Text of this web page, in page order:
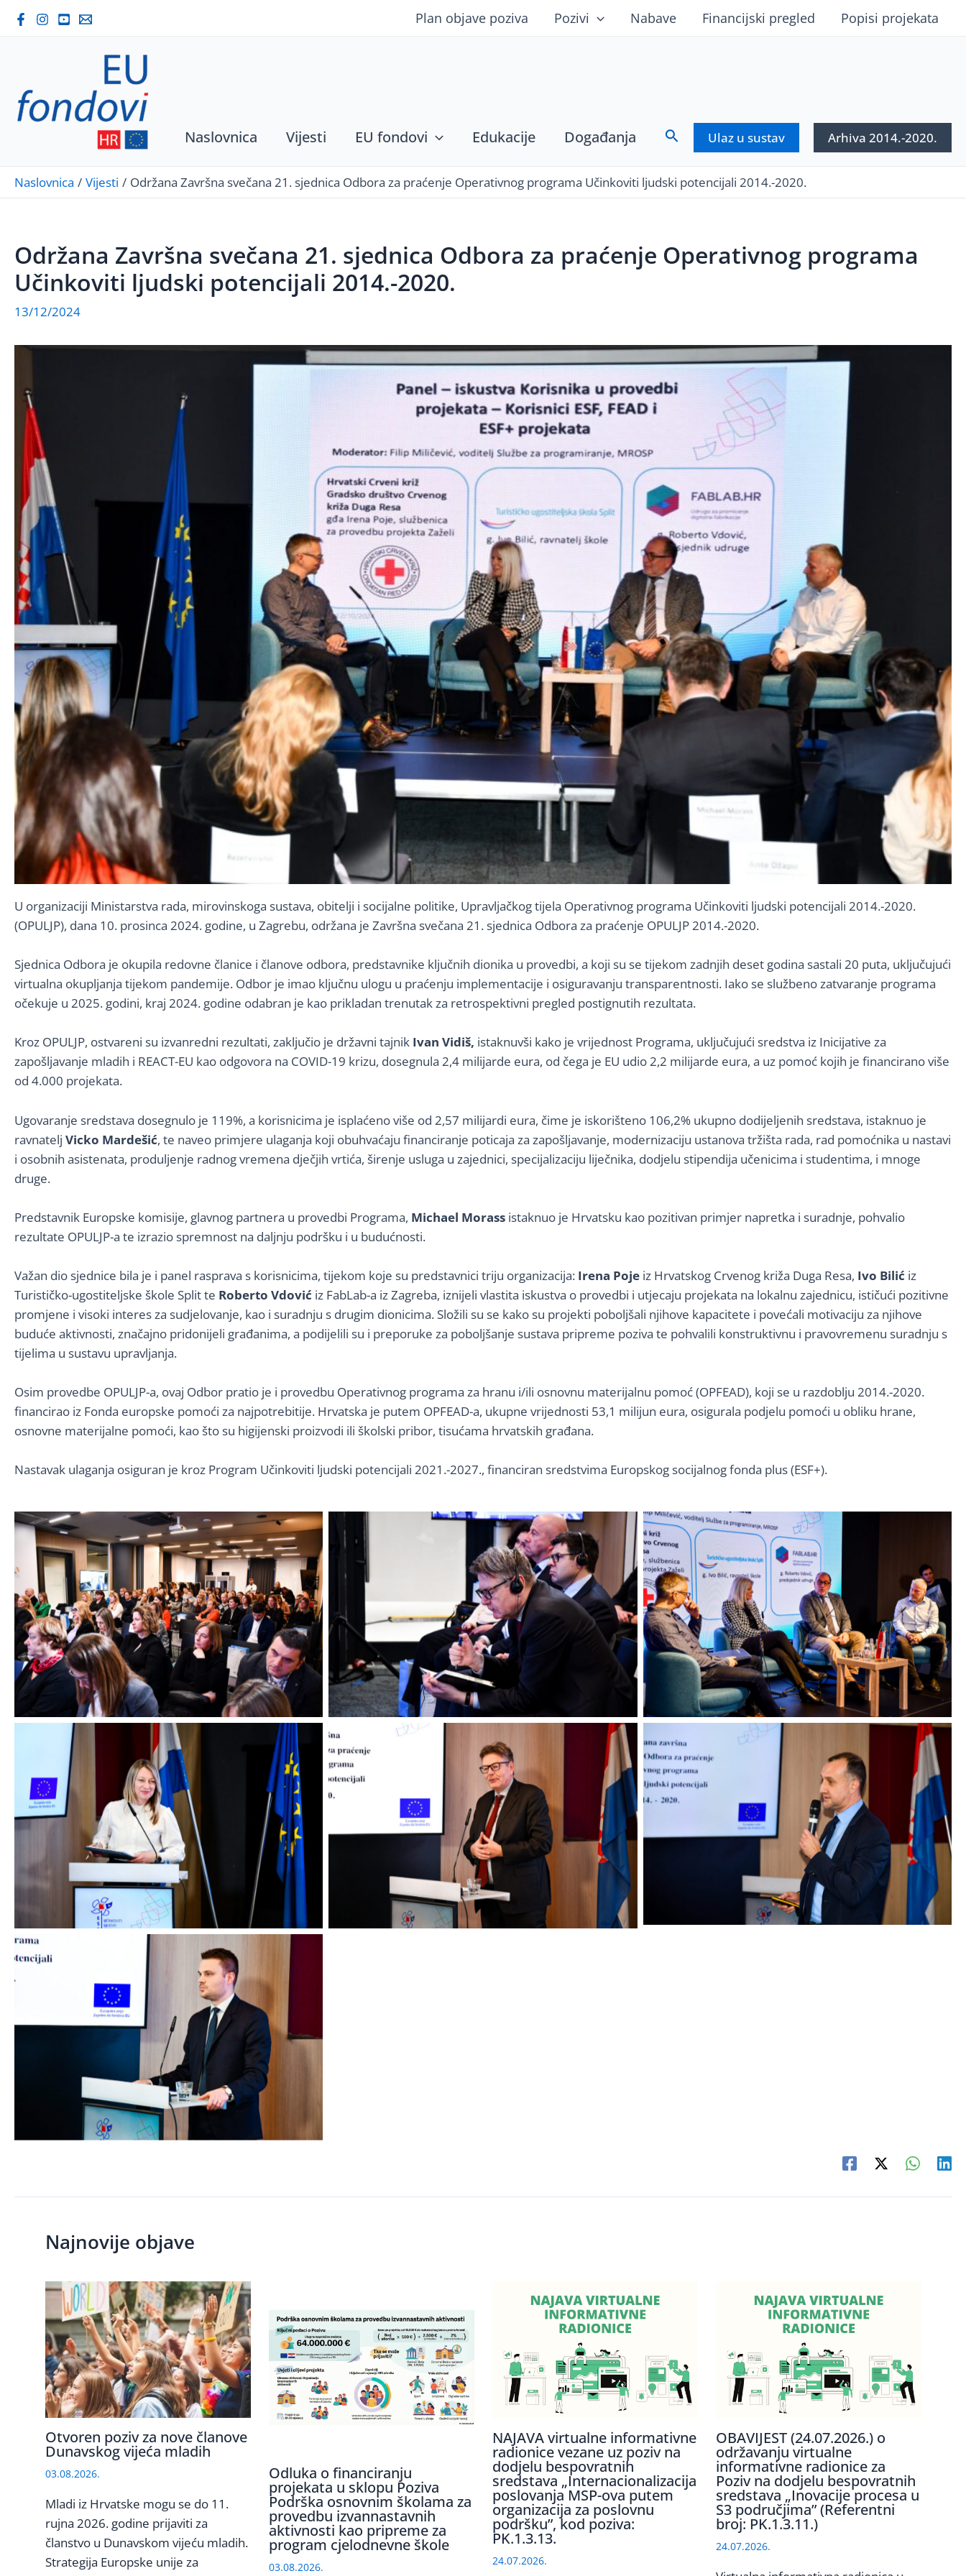
Skip
Plan objave poziva Pozivi Nabave Financijski pregled Popisi projekata
Naslovnica Vijesti EU fondovi Edukacije Događanja SearchUlaz u sustav Arhiva 2014.-2020.
Naslovnica Vijesti Održana Završna svečana 21. sjednica Odbora za praćenje Operativnog programa Učinkoviti ljudski potencijali 2014.-2020.
Održana Završna svečana 21. sjednica Odbora za praćenje Operativnog programa
Učinkoviti ljudski potencijali 2014.-2020.
13/12/2024
U organizaciji Ministarstva rada, mirovinskoga sustava, obitelji i socijalne politike, Upravljačkog tijela Operativnog programa Učinkoviti ljudski potencijali 2014.-2020.
(OPULJP), dana 10. prosinca 2024. godine, u Zagrebu, održana je Završna svečana 21. sjednica Odbora za praćenje OPULJP 2014.-2020.
Sjednica Odbora je okupila redovne članice i članove odbora, predstavnike ključnih dionika u provedbi, a koji su se tijekom zadnjih deset godina sastali 20 puta, uključujući
virtualna okupljanja tijekom pandemije. Odbor je imao ključnu ulogu u praćenju implementacije i osiguravanju transparentnosti. Iako se službeno zatvaranje programa
očekuje u 2025. godini, kraj 2024. godine odabran je kao prikladan trenutak za retrospektivni pregled postignutih rezultata.
Kroz OPULJP, ostvareni su izvanredni rezultati, zaključio je državni tajnik Ivan Vidiš, istaknuvši kako je vrijednost Programa, uključujući sredstva iz Inicijative za
zapošljavanje mladih i REACT-EU kao odgovora na COVID-19 krizu, dosegnula 2,4 milijarde eura, od čega je EU udio 2,2 milijarde eura, a uz pomoć kojih je financirano više
od 4.000 projekata.
Ugovaranje sredstava dosegnulo je 119%, a korisnicima je isplaćeno više od 2,57 milijardi eura, čime je iskorišteno 106,2% ukupno dodijeljenih sredstava, istaknuo je
ravnatelj Vicko Mardešić, te naveo primjere ulaganja koji obuhvaćaju financiranje poticaja za zapošljavanje, modernizaciju ustanova tržišta rada, rad pomoćnika u nastavi
i osobnih asistenata, produljenje radnog vremena dječjih vrtića, širenje usluga u zajednici, specijalizaciju liječnika, dodjelu stipendija učenicima i studentima, i mnoge
druge.
Predstavnik Europske komisije, glavnog partnera u provedbi Programa, Michael Morass istaknuo je Hrvatsku kao pozitivan primjer napretka i suradnje, pohvalio
rezultate OPULJP-a te izrazio spremnost na daljnju podršku i u budućnosti.
Važan dio sjednice bila je i panel rasprava s korisnicima, tijekom koje su predstavnici triju organizacija: Irena Poje iz Hrvatskog Crvenog križa Duga Resa, Ivo Bilić iz
Turističko-ugostiteljske škole Split te Roberto Vdović iz FabLab-a iz Zagreba, iznijeli vlastita iskustva o provedbi i utjecaju projekata na lokalnu zajednicu, ističući pozitivne
promjene i visoki interes za sudjelovanje, kao i suradnju s drugim dionicima. Složili su se kako su projekti poboljšali njihove kapacitete i povećali motivaciju za njihove
buduće aktivnosti, značajno pridonijeli građanima, a podijelili su i preporuke za poboljšanje sustava pripreme poziva te pohvalili konstruktivnu i pravovremenu suradnju s
tijelima u sustavu upravljanja.
Osim provedbe OPULJP-a, ovaj Odbor pratio je i provedbu Operativnog programa za hranu i/ili osnovnu materijalnu pomoć (OPFEAD), koji se u razdoblju 2014.-2020.
financirao iz Fonda europske pomoći za najpotrebitije. Hrvatska je putem OPFEAD-a, ukupne vrijednosti 53,1 milijun eura, osigurala podjelu pomoći u obliku hrane,
osnovne materijalne pomoći, kao što su higijenski proizvodi ili školski pribor, tisućama hrvatskih građana.
Nastavak ulaganja osiguran je kroz Program Učinkoviti ljudski potencijali 2021.-2027., financiran sredstvima Europskog socijalnog fonda plus (ESF+).
Najnovije objave
Otvoren poziv za nove članove
Dunavskog vijeća mladih
03.08.2026.
Mladi iz Hrvatske mogu se do 11.
rujna 2026. godine prijaviti za
članstvo u Dunavskom vijeću mladih.
Strategija Europske unije za
Odluka o financiranju
projekata u sklopu Poziva
Podrška osnovnim školama za
provedbu izvannastavnih
aktivnosti kao pripreme za
program cjelodnevne škole
03.08.2026.
NAJAVA virtualne informativne
radionice vezane uz poziv na
dodjelu bespovratnih
sredstava „Internacionalizacija
poslovanja MSP-ova putem
organizacija za poslovnu
podršku”, kod poziva:
PK.1.3.13.
24.07.2026.
OBAVIJEST (24.07.2026.) o
održavanju virtualne
informativne radionice za
Poziv na dodjelu bespovratnih
sredstava „Inovacije procesa u
S3 područjima” (Referentni
broj: PK.1.3.11.)
24.07.2026.